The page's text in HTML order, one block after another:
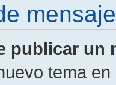
publicar un
tema